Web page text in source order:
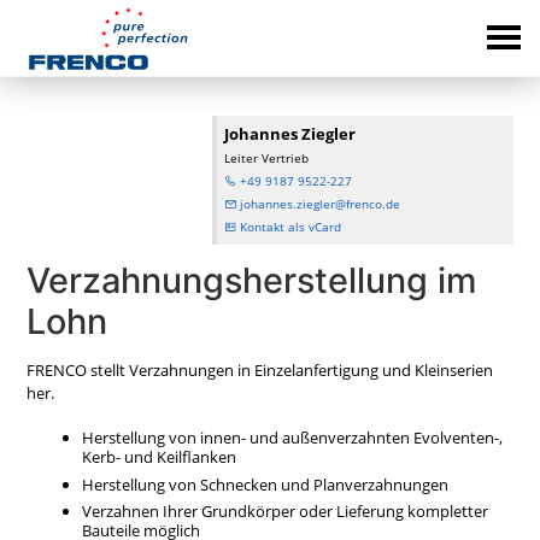
Johannes Ziegler
Leiter Vertrieb
+49 9187 9522-227
johannes.ziegler@frenco.de
Kontakt als vCard
Verzahnungsherstellung im
Lohn
FRENCO stellt Verzahnungen in Einzelanfertigung und Kleinserien
her.
Herstellung von innen- und außenverzahnten Evolventen-,
Kerb- und Keilflanken
Herstellung von Schnecken und Planverzahnungen
Verzahnen Ihrer Grundkörper oder Lieferung kompletter
Bauteile möglich